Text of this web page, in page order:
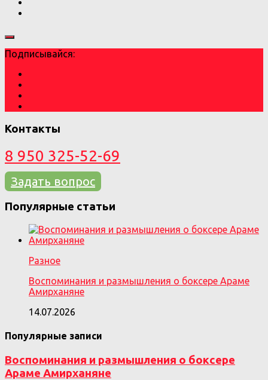
Подписывайся:
Контакты
8 950 325-52-69
Задать вопрос
Популярные статьи
Разное
Воспоминания и размышления о боксере Араме
Амирханяне
14.07.2026
Популярные записи
Воспоминания и размышления о боксере
Араме Амирханяне